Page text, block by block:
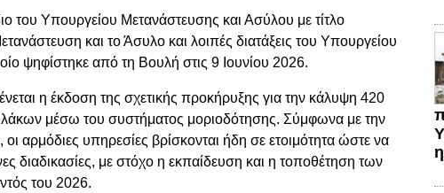
του Υπουργείου Μετανάστευσης και Ασύλου με τίτλο
και το Άσυλο και λοιπές διατάξεις του Υπουργείου
ψηφίστηκε από τη Βουλή στις 9 Ιουνίου 2026.
η έκδοση της σχετικής προκήρυξης για την κάλυψη 420
μέσω του συστήματος μοριοδότησης. Σύμφωνα με την
αρμόδιες υπηρεσίες βρίσκονται ήδη σε ετοιμότητα ώστε να
διαδικασίες, με στόχο η εκπαίδευση και η τοποθέτηση των
του 2026.